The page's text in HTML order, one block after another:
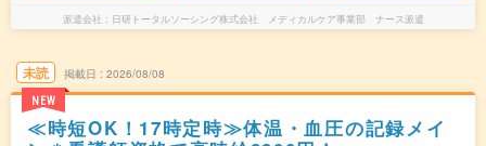
派遣会社 日研トータルソーシング株式会社 メディカルケア事業部 ナース派遣
未読
NEW
掲載日 2026/08/08
≪時短OK！17時定時≫体温・血圧の記録メイ